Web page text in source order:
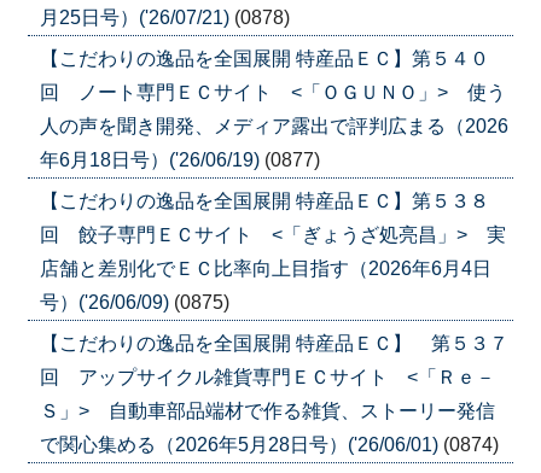
月25日号）('26/07/21) (0878)
【こだわりの逸品を全国展開 特産品ＥＣ】第５４０
回 ノート専門ＥＣサイト <「ＯＧＵＮＯ」> 使う
人の声を聞き開発、メディア露出で評判広まる（2026
年6月18日号）('26/06/19) (0877)
【こだわりの逸品を全国展開 特産品ＥＣ】第５３８
回 餃子専門ＥＣサイト <「ぎょうざ処亮昌」> 実
店舗と差別化でＥＣ比率向上目指す（2026年6月4日
号）('26/06/09) (0875)
【こだわりの逸品を全国展開 特産品ＥＣ】 第５３７
回 アップサイクル雑貨専門ＥＣサイト <「Ｒｅ－
Ｓ」> 自動車部品端材で作る雑貨、ストーリー発信
で関心集める（2026年5月28日号）('26/06/01) (0874)